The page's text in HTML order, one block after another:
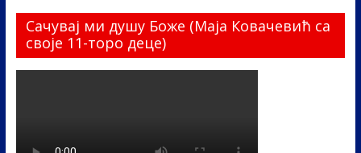
Сачувај ми душу Боже (Маја Ковачевић са
своје 11-торо деце)